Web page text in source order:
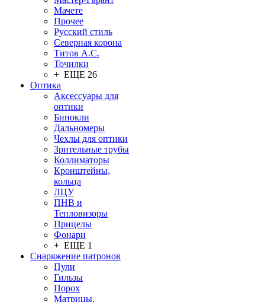
Мачете
Прочее
Русский стиль
Северная корона
Титов А.С.
Точилки
+ ЕЩЕ 26
Оптика
Аксессуары для
оптики
Бинокли
Дальномеры
Чехлы для оптики
Зрительные трубы
Коллиматоры
Кронштейны,
кольца
ЛЦУ
ПНВ и
Тепловизоры
Прицелы
Фонари
+ ЕЩЕ 1
Снаряжение патронов
Пули
Гильзы
Порох
Матрицы,